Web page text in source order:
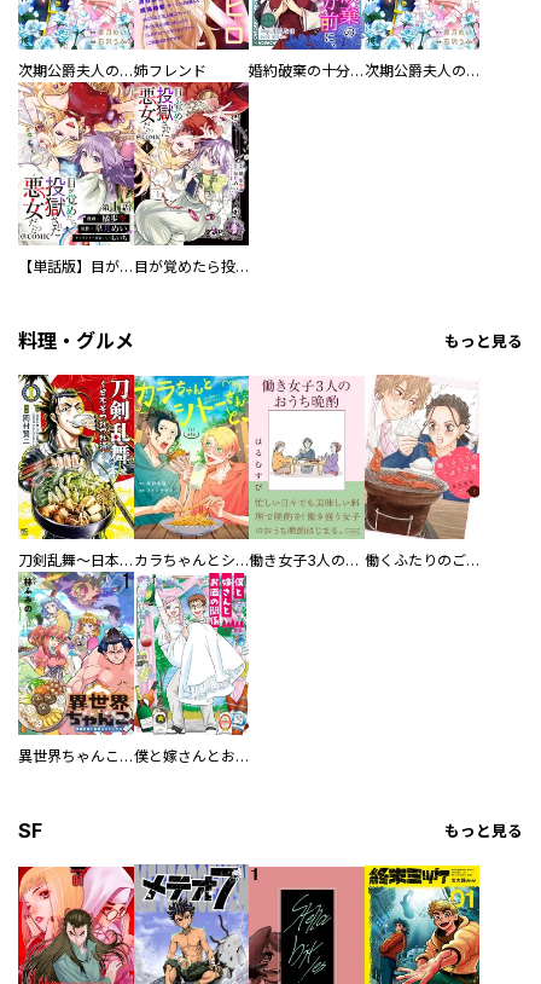
次期公爵夫人の役割だけを求めてきた、氷の薔薇と謳われる旦那様が家庭内ストーカーと化した件 分冊版姉フレンド 婚約破棄の十分前に、前世を思い出しました 次期公爵夫人の役割だけを求めてきた、氷の薔薇と謳われる旦那様が家庭内ストーカーと化した件
【単話版】目が覚めたら投獄された悪女だった@COMIC 目が覚めたら投獄された悪女だった@COMIC
料理・グルメ もっと見る
刀剣乱舞～日本号つれづれ酒～ カラちゃんとシトーさんと、 【分冊版】 働き女子3人のおうち晩酌 働くふたりのごほうび飯
異世界ちゃんこ～横綱目前に召喚されたんだが～ 【連載版】 僕と嫁さんとお酒の関係
SF もっと見る